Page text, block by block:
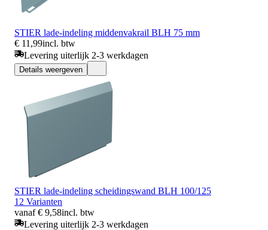
STIER lade-indeling middenvakrail BLH 75 mm
€ 11,99incl. btw
Levering uiterlijk 2-3 werkdagen
Details weergeven
STIER lade-indeling scheidingswand BLH 100/125
12 Varianten
vanaf € 9,58incl. btw
Levering uiterlijk 2-3 werkdagen